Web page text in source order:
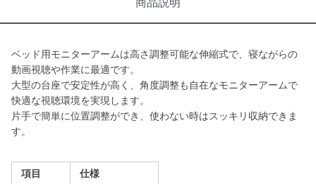
商品説明
ベッド用モニターアームは高さ調整可能な伸縮式で、寝ながらの
動画視聴や作業に最適です。
大型の台座で安定性が高く、角度調整も自在なモニターアームで
快適な視聴環境を実現します。
片手で簡単に位置調整ができ、使わない時はスッキリ収納できま
す。
項目 仕様